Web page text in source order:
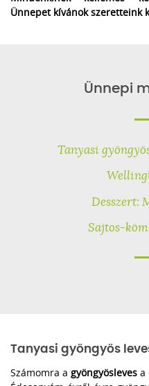
Ünnepet kívánok szeretteink
Ünnepi
Tanyasi
Desszert:
Sajtos-
Tanyasi gyöngyös
Számomra agyöngyösleves a